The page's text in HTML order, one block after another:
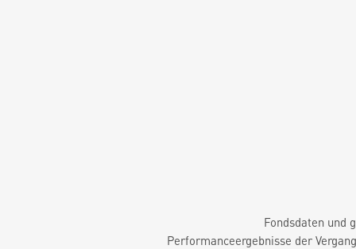
Fondsdaten und
Performanceergebnisse der